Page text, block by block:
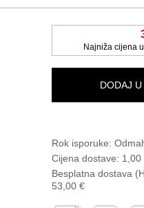
Najniža cijena
DODAJ
Rok isporuke:
Cijena dostave: 1,00
Besplatna dostava
53,00 €